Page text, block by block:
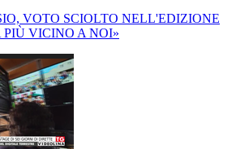
VOTO SCIOLTO NELL'EDIZIONE
VICINO A NOI»